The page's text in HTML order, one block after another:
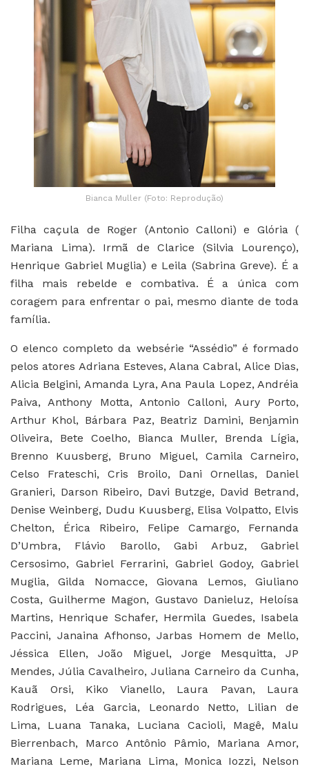
Bianca Muller (Foto: Reprodução)
Filha caçula de Roger (Antonio Calloni) e Glória (
Mariana Lima). Irmã de Clarice (Silvia Lourenço),
Henrique Gabriel Muglia) e Leila (Sabrina Greve). É a
filha mais rebelde e combativa. É a única com
coragem para enfrentar o pai, mesmo diante de toda
família.
O elenco completo da websérie “Assédio” é formado
pelos atores Adriana Esteves, Alana Cabral, Alice Dias,
Alicia Belgini, Amanda Lyra, Ana Paula Lopez, Andréia
Paiva, Anthony Motta, Antonio Calloni, Aury Porto,
Arthur Khol, Bárbara Paz, Beatriz Damini, Benjamin
Oliveira, Bete Coelho, Bianca Muller, Brenda Lígia,
Brenno Kuusberg, Bruno Miguel, Camila Carneiro,
Celso Frateschi, Cris Broilo, Dani Ornellas, Daniel
Granieri, Darson Ribeiro, Davi Butzge, David Betrand,
Denise Weinberg, Dudu Kuusberg, Elisa Volpatto, Elvis
Chelton, Érica Ribeiro, Felipe Camargo, Fernanda
D’Umbra, Flávio Barollo, Gabi Arbuz, Gabriel
Cersosimo, Gabriel Ferrarini, Gabriel Godoy, Gabriel
Muglia, Gilda Nomacce, Giovana Lemos, Giuliano
Costa, Guilherme Magon, Gustavo Danieluz, Heloísa
Martins, Henrique Schafer, Hermila Guedes, Isabela
Paccini, Janaina Afhonso, Jarbas Homem de Mello,
Jéssica Ellen, João Miguel, Jorge Mesquitta, JP
Mendes, Júlia Cavalheiro, Juliana Carneiro da Cunha,
Kauã Orsi, Kiko Vianello, Laura Pavan, Laura
Rodrigues, Léa Garcia, Leonardo Netto, Lilian de
Lima, Luana Tanaka, Luciana Cacioli, Magê, Malu
Bierrenbach, Marco Antônio Pâmio, Mariana Amor,
Mariana Leme, Mariana Lima, Monica Iozzi, Nelson